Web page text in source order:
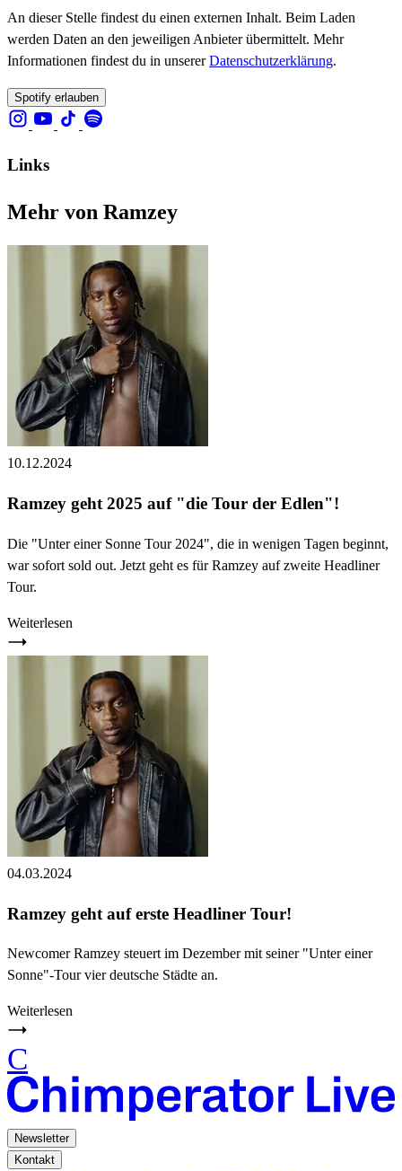
An dieser Stelle findest du einen externen Inhalt. Beim Laden
werden Daten an den jeweiligen Anbieter übermittelt. Mehr
Informationen findest du in unsererDatenschutzerklärung.
Spotify erlauben
Links
Mehr von Ramzey
10.12.2024
Ramzey geht 2025 auf "die Tour der Edlen"!
Die "Unter einer Sonne Tour 2024", die in wenigen Tagen beginnt,
war sofort sold out. Jetzt geht es für Ramzey auf zweite Headliner
Tour.
Weiterlesen
04.03.2024
Ramzey geht auf erste Headliner Tour!
Newcomer Ramzey steuert im Dezember mit seiner "Unter einer
Sonne"-Tour vier deutsche Städte an.
Weiterlesen
C
Newsletter
Kontakt